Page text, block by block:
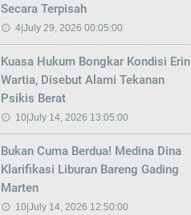
Secara Terpisah
4|July 29, 2026 00:05:00
Kuasa Hukum Bongkar Kondisi Erin
Wartia, Disebut Alami Tekanan
Psikis Berat
10|July 14, 2026 13:05:00
Bukan Cuma Berdua! Medina Dina
Klarifikasi Liburan Bareng Gading
Marten
10|July 14, 2026 12:50:00